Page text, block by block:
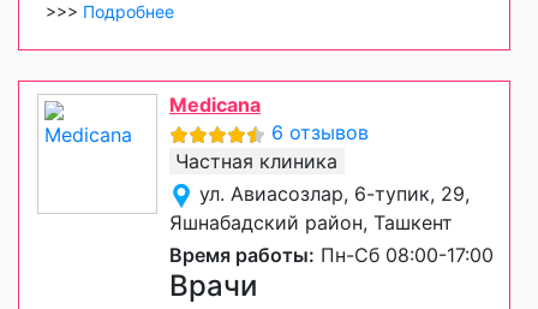
>>> Подробнее
Medicana
6 отзывов
Частная клиника
ул. Авиасозлар, 6-тупик, 29,
Яшнабадский район, Ташкент
Время работы: Пн-Сб 08:00-17:00
Врачи